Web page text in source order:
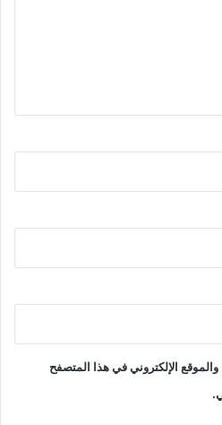
الإلكتروني في هذا المتصفح